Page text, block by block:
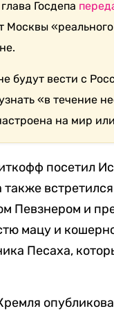
Госдепа
будут вести с
«в течение
на мир
посетил
Певзнером и
мацу и
Песаха,